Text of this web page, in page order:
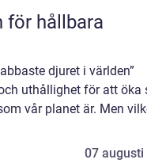
för hållbara
djuret i världen”
uthållighet för att öka
vår planet är. Men
07 augusti